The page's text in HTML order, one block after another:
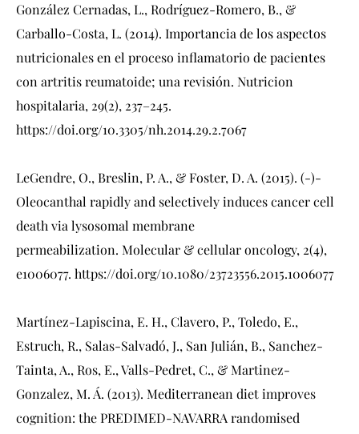
González Cernadas, L., Rodríguez-Romero, B., &
Carballo-Costa, L. (2014). Importancia de los aspectos
nutricionales en el proceso inflamatorio de pacientes
con artritis reumatoide; una revisión. Nutricion
hospitalaria, 29(2), 237–245.
https://doi.org/10.3305/nh.2014.29.2.7067
LeGendre, O., Breslin, P. A., & Foster, D. A. (2015). (-)-
Oleocanthal rapidly and selectively induces cancer cell
death via lysosomal membrane
permeabilization. Molecular & cellular oncology, 2(4),
e1006077. https://doi.org/10.1080/23723556.2015.1006077
Martínez-Lapiscina, E. H., Clavero, P., Toledo, E.,
Estruch, R., Salas-Salvadó, J., San Julián, B., Sanchez-
Tainta, A., Ros, E., Valls-Pedret, C., & Martinez-
Gonzalez, M. Á. (2013). Mediterranean diet improves
cognition: the PREDIMED-NAVARRA randomised